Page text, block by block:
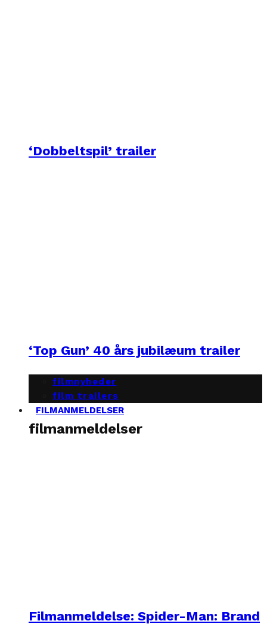
‘Dobbeltspil’ trailer
‘Top Gun’ 40 års jubilæum trailer
filmnyheder
film trailers
FILMANMELDELSER
filmanmeldelser
Filmanmeldelse: Spider-Man: Brand